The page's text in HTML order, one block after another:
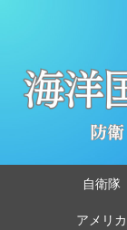
自衛隊
アメリカ